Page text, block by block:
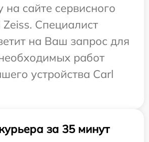
на сайте сервисного
Специалист
на Ваш запрос для
работ
устройства Carl
за 35 минут